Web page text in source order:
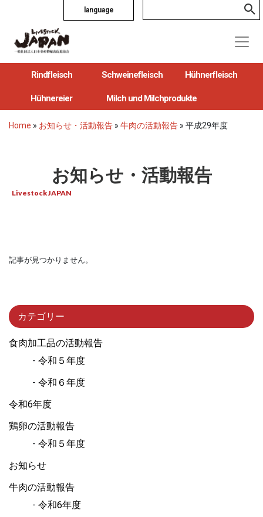
language
Rindfleisch Schweinefleisch Hühnerfleisch
Hühnereier Milch und Milchprodukte
Home » お知らせ・活動報告 » 牛肉の活動報告 » 平成29年度
お知らせ・活動報告
Livestock JAPAN
記事が見つかりません。
カテゴリー
食肉加工品の活動報告
令和５年度
令和６年度
令和6年度
鶏卵の活動報告
令和５年度
お知らせ
牛肉の活動報告
令和6年度